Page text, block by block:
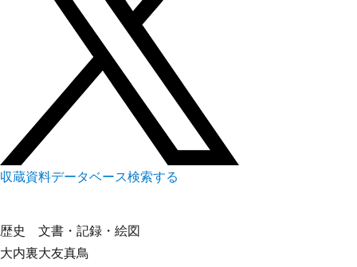
収蔵資料データベース検索する
歴史 文書・記録・絵図
大内裏大友真鳥